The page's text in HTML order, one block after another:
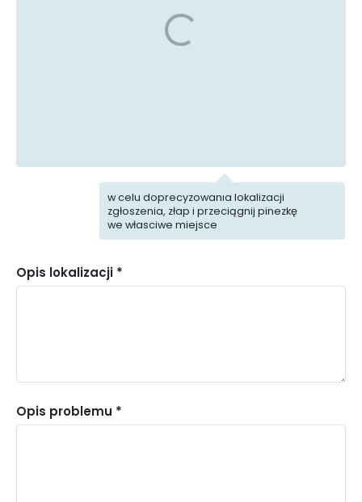
i bezpieczeństwo
w celu doprecyzowania lokalizacji
zgłoszenia, złap i przeciągnij pinezkę
we własciwe miejsce
Opis lokalizacji *
Opis problemu *